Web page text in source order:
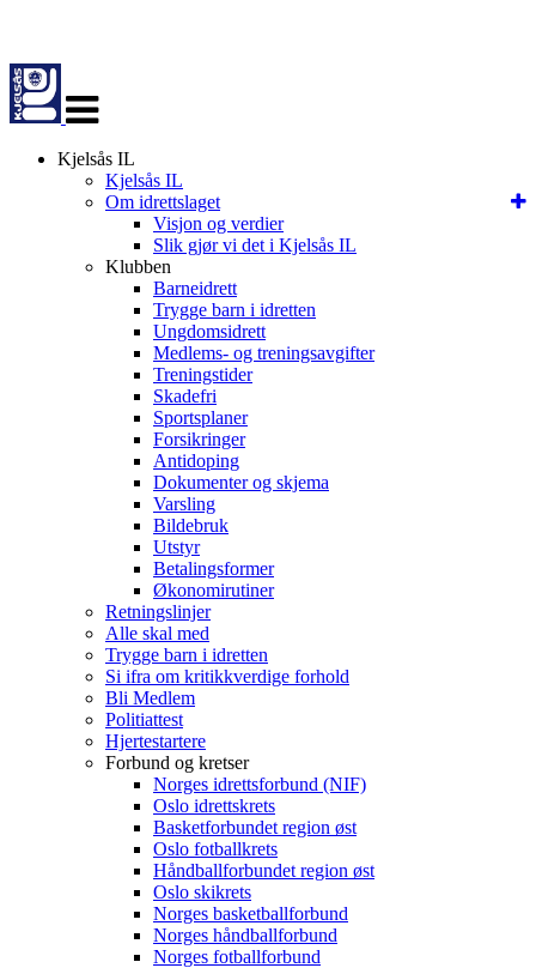
navigasjon
Kjelsås IL
Kjelsås IL
Om idrettslaget
Visjon og verdier
Slik gjør vi det i Kjelsås IL
Klubben
Barneidrett
Trygge barn i idretten
Ungdomsidrett
Medlems- og treningsavgifter
Treningstider
Skadefri
Sportsplaner
Forsikringer
Antidoping
Dokumenter og skjema
Varsling
Bildebruk
Utstyr
Betalingsformer
Økonomirutiner
Retningslinjer
Alle skal med
Trygge barn i idretten
Si ifra om kritikkverdige forhold
Bli Medlem
Politiattest
Hjertestartere
Forbund og kretser
Norges idrettsforbund (NIF)
Oslo idrettskrets
Basketforbundet region øst
Oslo fotballkrets
Håndballforbundet region øst
Oslo skikrets
Norges basketballforbund
Norges håndballforbund
Norges fotballforbund